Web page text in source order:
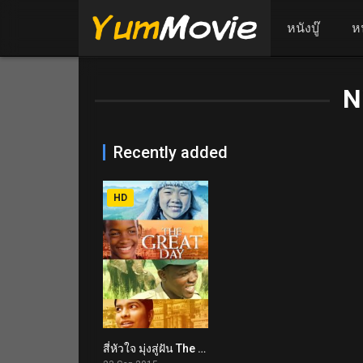
หนังบู๊ ห
Recently added
5.9
HD
สี่หัวใจ มุ่งสู่ฝัน The Great Day (2015)